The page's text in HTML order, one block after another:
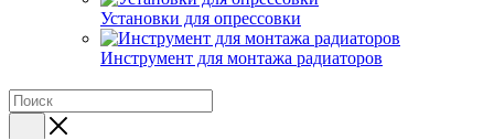
Установки для опрессовки
Инструмент для монтажа радиаторов